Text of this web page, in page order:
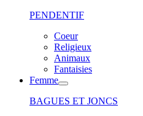
PENDENTIF
Coeur
Religieux
Animaux
Fantaisies
Femme
BAGUES ET JONCS